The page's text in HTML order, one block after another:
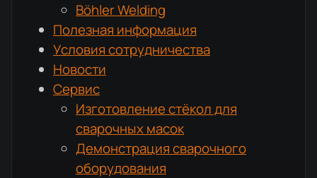
Böhler Welding
Полезная информация
Условия сотрудничества
Новости
Сервис
Изготовление стёкол для
сварочных масок
Демонстрация сварочного
оборудования